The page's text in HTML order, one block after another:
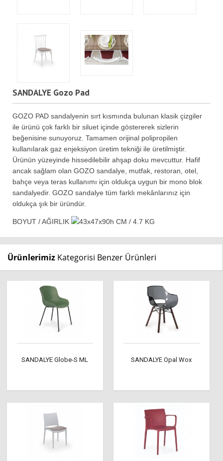
SANDALYE Gozo Pad
GOZO PAD sandalyenin sırt kısmında bulunan klasik çizgiler
ile ürünü çok farklı bir siluet içinde göstererek sizlerin
beğenisine sunuyoruz. Tamamen orijinal polipropilen
kullanılarak gaz enjeksiyon üretim tekniği ile üretilmiştir.
Ürünün yüzeyinde hissedilebilir ahşap doku mevcuttur. Hafif
ancak sağlam olan GOZO sandalye, mutfak, restoran, otel,
bahçe veya teras kullanımı için oldukça uygun bir mono blok
sandalyedir. GOZO sandalye tüm farklı mekânlarınız için
oldukça şık bir üründür.
BOYUT / AĞIRLIK 43x47x90h CM / 4.7 KG
Ürünlerimiz Kategorisi Benzer Ürünleri
SANDALYE Globe-S ML SANDALYE Opal Wox